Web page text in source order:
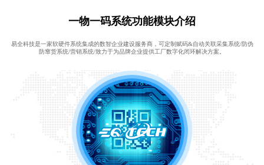
一物一码系统功能模块介绍
易全科技是一家软硬件系统集成的数智企业建设服务商，可定制赋码&自动关联采集系统/防伪
防窜货系统/营销系统/致力于为品牌企业提供工厂数字化闭环解决方案。